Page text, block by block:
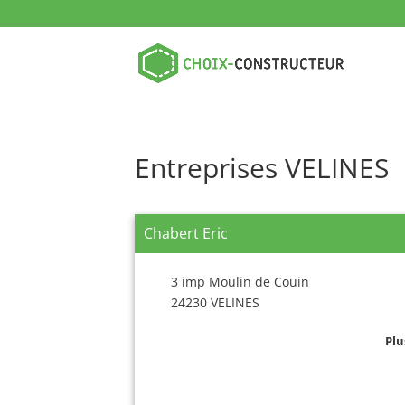
Entreprises VELINES
Chabert Eric
3 imp Moulin de Couin
24230 VELINES